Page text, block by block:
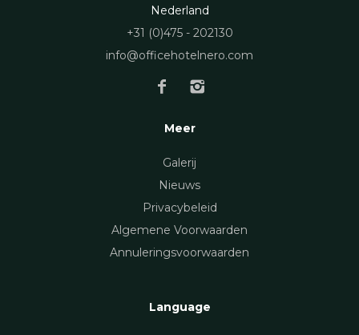
Nederland
+31 (0)475 - 202130
info@officehotelnero.com
Meer
Galerij
Nieuws
Privacybeleid
Algemene Voorwaarden
Annuleringsvoorwaarden
Language